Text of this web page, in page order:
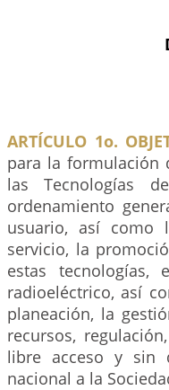
ARTÍCULO 1o.
para la formulación
las Tecnologías
ordenamiento
usuario, así como
servicio, la
estas
radioeléctrico, así
planeación, la
recursos,
libre acceso y sin
nacional a la